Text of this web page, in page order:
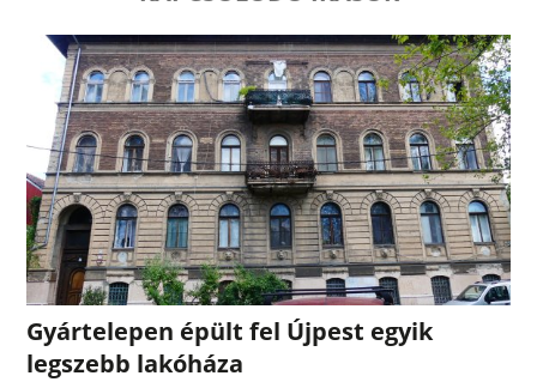
Gyártelepen épült fel Újpest egyik
legszebb lakóháza